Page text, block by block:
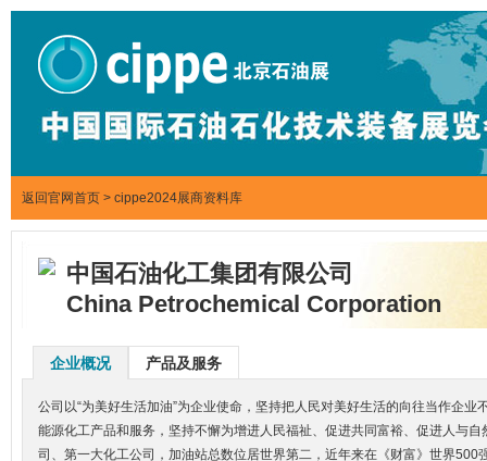
返回官网首页 > cippe2024展商资料库
中国石油化工集团有限公司
China Petrochemical Corporation
企业概况 产品及服务
公司以“为美好生活加油”为企业使命，坚持把人民对美好生活的向往当作企
能源化工产品和服务，坚持不懈为增进人民福祉、促进共同富裕、促进人与
司、第一大化工公司，加油站总数位居世界第二，近年来在《财富》世界500